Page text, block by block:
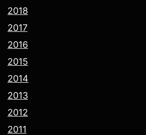
2018
2017
2016
2015
2014
2013
2012
2011